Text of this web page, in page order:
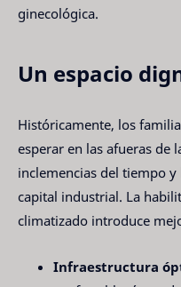
ginecológica.
Un espacio
Históricamente, los
esperar en las afueras de
inclemencias del tiempo
capital industrial. La
climatizado introduce
Infraestructura